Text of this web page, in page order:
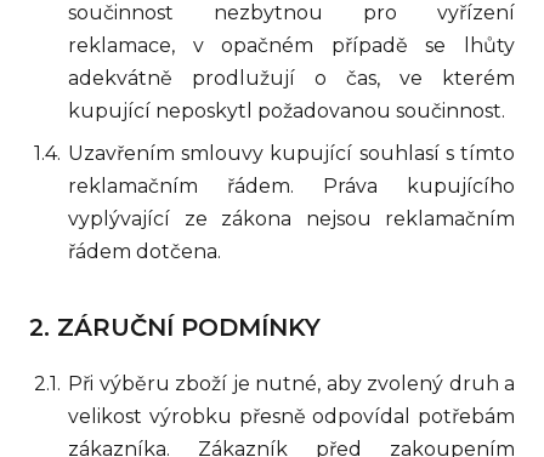
součinnost nezbytnou pro vyřízení
reklamace, v opačném případě se lhůty
adekvátně prodlužují o čas, ve kterém
kupující neposkytl požadovanou součinnost.
Uzavřením smlouvy kupující souhlasí s tímto
reklamačním řádem. Práva kupujícího
vyplývající ze zákona nejsou reklamačním
řádem dotčena.
ZÁRUČNÍ PODMÍNKY
Při výběru zboží je nutné, aby zvolený druh a
velikost výrobku přesně odpovídal potřebám
zákazníka. Zákazník před zakoupením